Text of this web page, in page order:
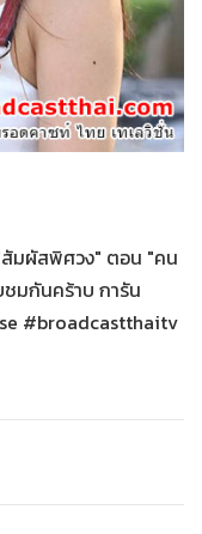
มผัสพิศวง" ตอน "คน
ชมกันคร้าบ การัน
#broadcastthaitv